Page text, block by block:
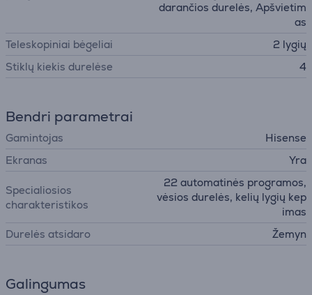
darančios durelės, Apšvietim
as
Teleskopiniai bėgeliai
2 lygių
Stiklų kiekis durelėse
4
Bendri parametrai
Gamintojas
Hisense
Ekranas
Yra
Specialiosios
charakteristikos
22 automatinės programos,
vėsios durelės, kelių lygių kep
imas
Durelės atsidaro
Žemyn
Galingumas